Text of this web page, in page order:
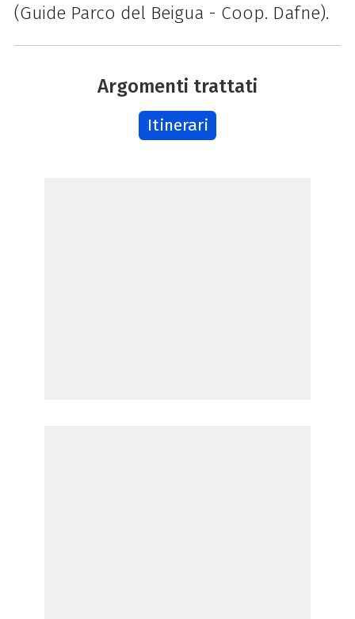
(Guide Parco del Beigua - Coop. Dafne).
Argomenti trattati
Itinerari